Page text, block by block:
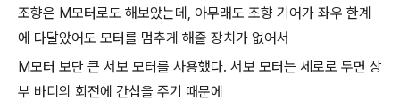
조향은 M모터로도 해보았는데, 아무래도 조향 기어가 좌우 한계
에 다달았어도 모터를 멈추게 해줄 장치가 없어서
M모터 보단 큰 서보 모터를 사용했다. 서보 모터는 세로로 두면 상
부 바디의 회전에 간섭을 주기 때문에